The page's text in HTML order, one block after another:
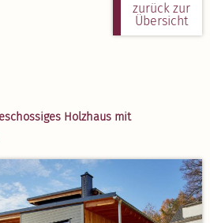
zurück zur
Übersicht
Holzhaus mit